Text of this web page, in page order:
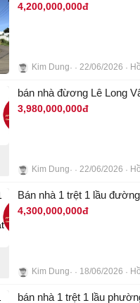
4,200,000,000đ
Kim Dung 22/06/2026
bán nhà đừơng Lê Long
3,980,000,000đ
Kim Dung 22/06/2026
Bán nhà 1 trệt 1 lầu
4,300,000,000đ
Kim Dung 18/06/2026
bán nhà 1 trệt 1 lầu